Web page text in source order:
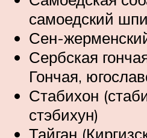
самоедский
Сен-
Сербская
Гончая,
Стабихон
стэбихун)
Тайган